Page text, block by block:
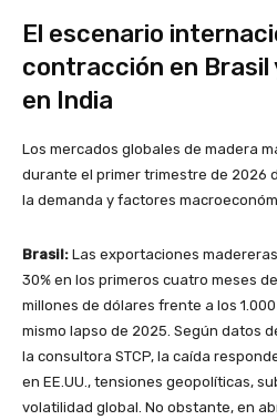
El escenario
contracción en Brasil
en India
Los mercados globales de madera
durante el primer trimestre de 2026
la demanda y factores
Brasil: Las exportaciones
30% en los primeros cuatro meses
millones de dólares frente a los
mismo lapso de 2025. Según datos
la consultora STCP, la caída
en EE.UU., tensiones geopolíticas,
volatilidad global. No obstante, en